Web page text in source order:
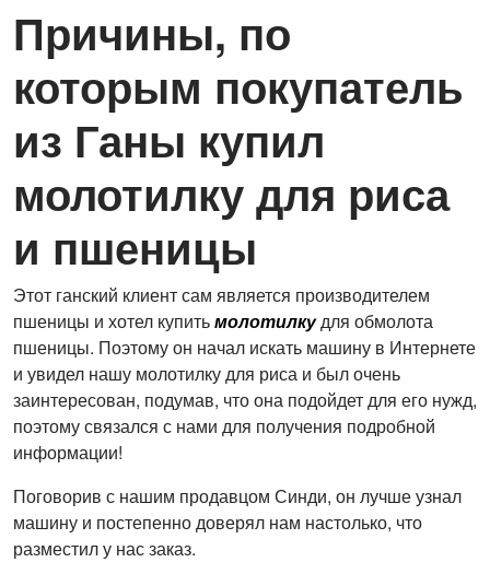
Причины, по
которым покупатель
из Ганы купил
молотилку для риса
и пшеницы
Этот ганский клиент сам является производителем
пшеницы и хотел купитьмолотилкудля обмолота
пшеницы. Поэтому он начал искать машину в Интернете
и увидел нашу молотилку для риса и был очень
заинтересован, подумав, что она подойдет для его нужд,
поэтому связался с нами для получения подробной
информации!
Поговорив с нашим продавцом Синди, он лучше узнал
машину и постепенно доверял нам настолько, что
разместил у нас заказ.